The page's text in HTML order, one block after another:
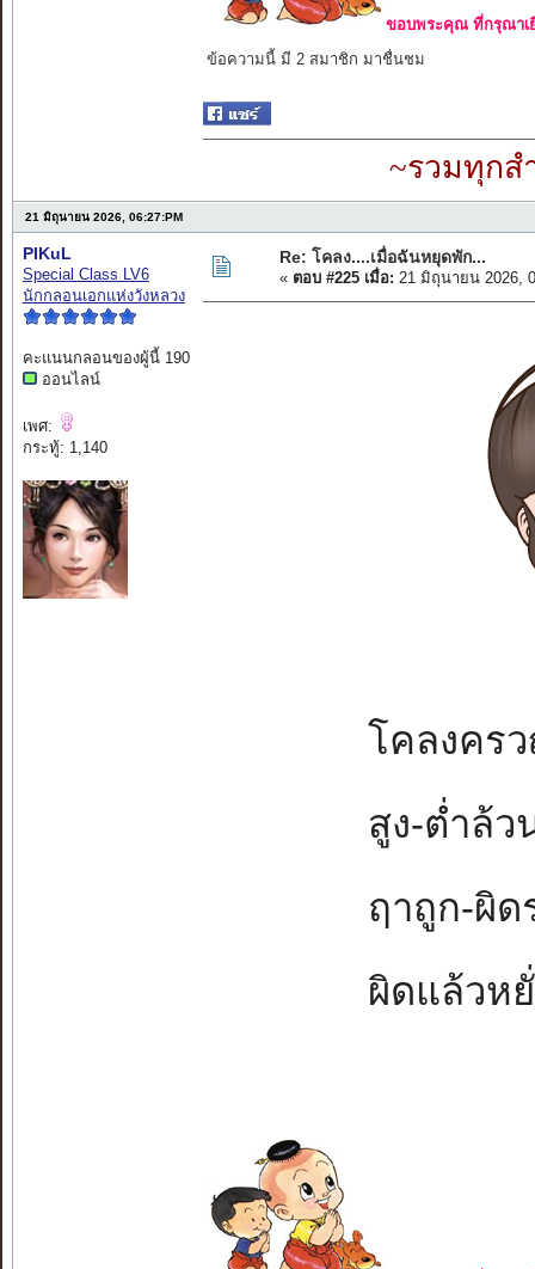
ขอบพระคุณ ที่กรุณาเ
ข้อความนี้ มี 2 สมาชิก มาชื่นชม
~รวมทุกส
21 มิถุนายน 2026, 06:27:PM
PIKuL
Special Class LV6
นักกลอนเอกแห่งวังหลวง
คะแนนกลอนของผู้นี้ 190
ออนไลน์
เพศ:
กระทู้: 1,140
Re: โคลง....เมื่อฉันหยุดพัก...
« ตอบ #225 เมื่อ: 21 มิถุนายน 2026,
โคลงคร
สูง-ต่ำล้ว
ฤาถูก-ผิด
ผิดแล้วห